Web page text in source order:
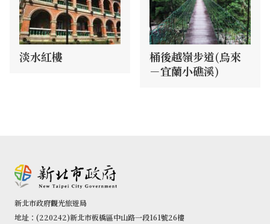
淡水紅樓
桶後越嶺步道(烏來
－宜蘭小礁溪)
新北市政府觀光旅遊局
地址：(220242)新北市板橋區中山路一段161號26樓